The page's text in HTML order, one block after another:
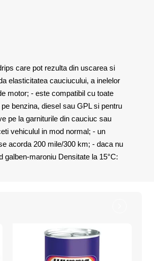
care pot rezulta din uscarea si
elasticitatea cauciucului, a inelelor
motor; - este compatibil cu toate
benzina, diesel sau GPL si pentru
pe la garniturile din cauciuc sau
vehiculul in mod normal; - un
acorda 200 mile/300 km; - daca nu
maroniu Densitate la 15°C: